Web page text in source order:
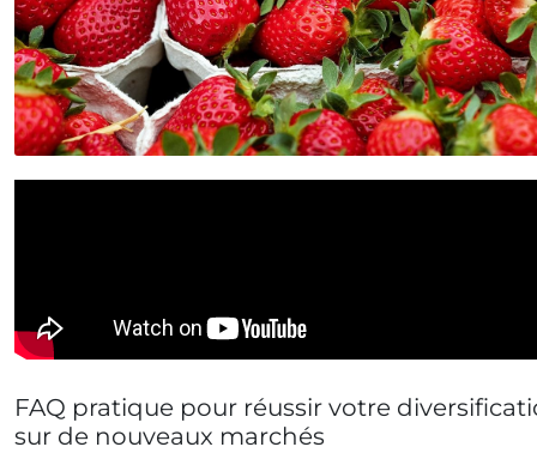
FAQ pratique pour réussir votre
sur de nouveaux marchés